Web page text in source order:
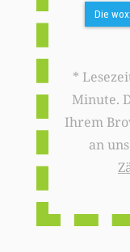
Die
*
Minute.
Ihrem
an